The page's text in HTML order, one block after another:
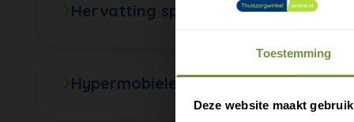
Toestemming
Deze website maakt
Hervatting sporten elleboog
Hypermobiele elleboog